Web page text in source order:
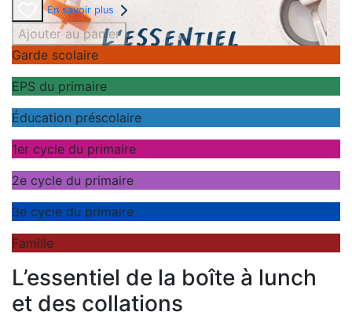
En savoir plus
Ajouter au panier
Garde scolaire
EPS du primaire
Éducation préscolaire
1er cycle du primaire
2e cycle du primaire
3e cycle du primaire
Famille
L’essentiel de la boîte à lunch
et des collations